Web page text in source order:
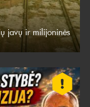
javų ir milijoninės